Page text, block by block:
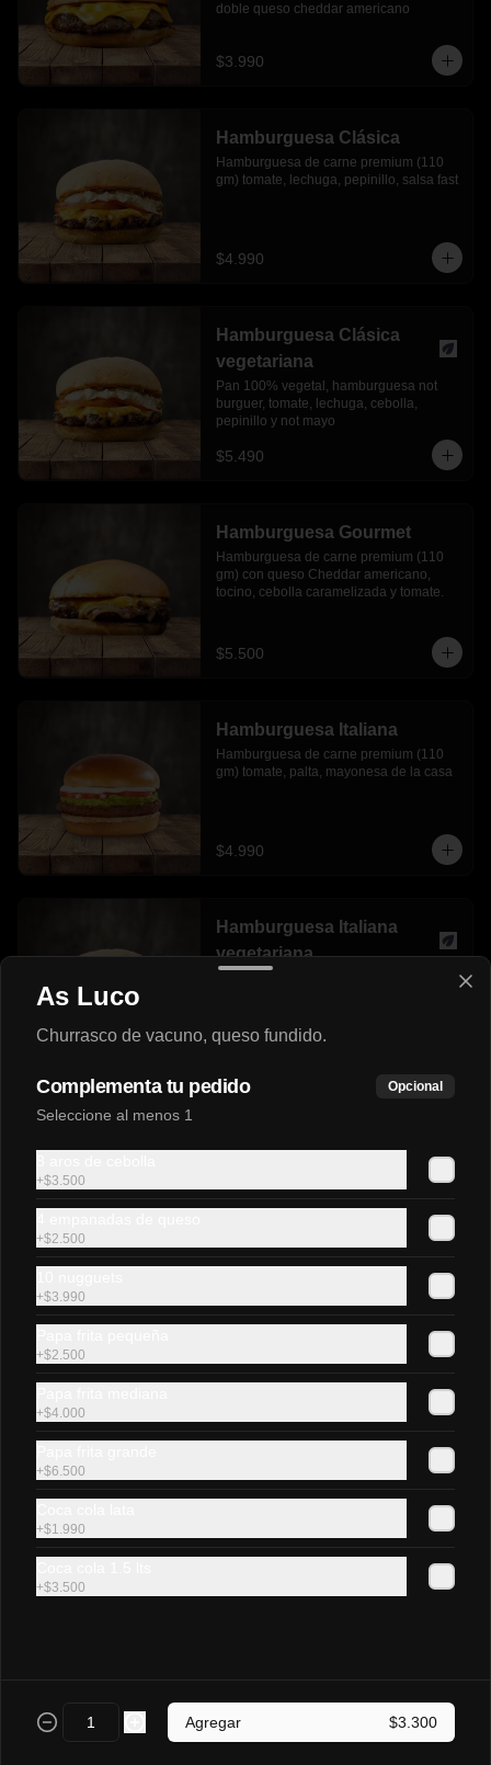
doble queso cheddar americano
$3.990
Hamburguesa Clásica
Hamburguesa de carne premium (110
gm) tomate, lechuga, pepinillo, salsa fast
$4.990
Hamburguesa Clásica
vegetariana
Pan 100% vegetal, hamburguesa not
burguer, tomate, lechuga, cebolla,
pepinillo y not mayo
$5.490
Hamburguesa Gourmet
Hamburguesa de carne premium (110
gm) con queso Cheddar americano,
tocino, cebolla caramelizada y tomate.
$5.500
Hamburguesa Italiana
Hamburguesa de carne premium (110
gm) tomate, palta, mayonesa de la casa
$4.990
Hamburguesa Italiana
vegetariana
$5.500
Sándwich de lomito de cerdo, tomate,
palta natural y mayonesa casera en pan
$4.500
Lomito Luco
gauda fundido en pan frica mediano.
$4.500
poroto verde, ají  y mayonesa casera en
Vienesas y As 🌭
As Luco
Churrasco de vacuno, queso fundido.
Complementa tu pedido Opcional
Seleccione al menos 1
+$3.500
+$2.500
+$3.990
+$2.500
+$4.000
+$6.500
+$1.990
+$3.500
Agregar $3.300